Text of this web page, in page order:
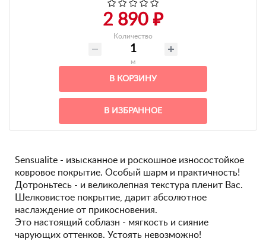
2 890 ₽
Количество
м
В КОРЗИНУ
В ИЗБРАННОЕ
Sensualite - изысканное и роскошное износостойкое
ковровое покрытие. Особый шарм и практичность!
Дотроньтесь - и великолепная текстура пленит Вас.
Шелковистое покрытие, дарит абсолютное
наслаждение от прикосновения.
Это настоящий соблазн - мягкость и сияние
чарующих оттенков. Устоять невозможно!